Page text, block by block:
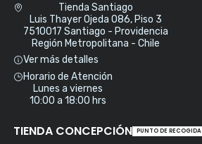
Tienda Santiago
Luis Thayer Ojeda 086, Piso 3
7510017 Santiago - Providencia
Región Metropolitana - Chile
Ver más detalles
Horario de Atención
Lunes a viernes
10:00 a 18:00 hrs
TIENDA CONCEPCIÓN PUNTO DE RECOGIDA